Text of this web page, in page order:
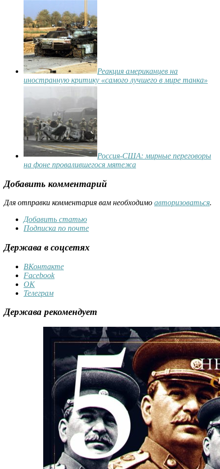
Реакция американцев на
иностранную критику «самого лучшего в мире танка»
Россия-США: мирные переговоры
на фоне провалившегося мятежа
Добавить комментарий
Для отправки комментария вам необходимо авторизоваться.
Добавить статью
Подписка по почте
Держава в соцсетях
ВКонтакте
Facebook
ОК
Телеграм
Держава рекомендует